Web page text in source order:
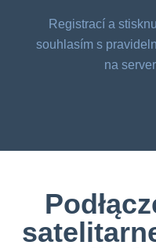
Registrací a
souhlasím s
na